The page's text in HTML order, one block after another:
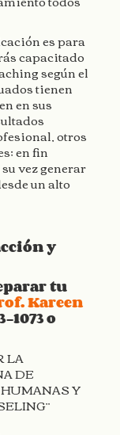
es para
capacitado
según el
tienen
en sus
otros
en fin
vez generar
un alto
y
tu
Kareen
1073o
LA
DE
Y